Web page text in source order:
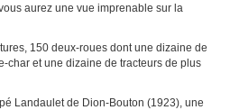
aurez une vue imprenable sur la
150 deux-roues dont une dizaine de
char et une dizaine de tracteurs de plus
Landaulet de Dion-Bouton (1923), une